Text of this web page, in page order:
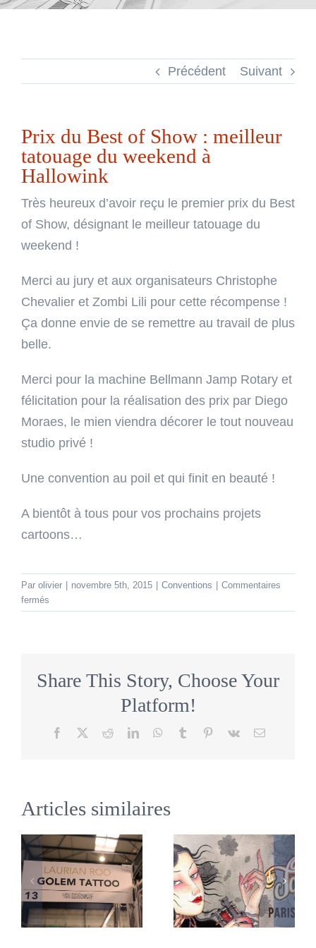
Précédent Suivant
Prix du Best of Show : meilleur
tatouage du weekend à
Hallowink
Très heureux d’avoir reçu le premier prix du Best
of Show, désignant le meilleur tatouage du
weekend !
Merci au jury et aux organisateurs Christophe
Chevalier et Zombi Lili pour cette récompense !
Ça donne envie de se remettre au travail de plus
belle.
Merci pour la machine Bellmann Jamp Rotary et
félicitation pour la réalisation des prix par Diego
Moraes, le mien viendra décorer le tout nouveau
studio privé !
Une convention au poil et qui finit en beauté !
A bientôt à tous pour vos prochains projets
cartoons…
Par olivier novembre 5th, 2015 Conventions
Commentaires
fermés
Prix
Show
:
du
Share This Story, Choose Your
Platform!
Facebook RedditLinkedInWhatsApp
Tumblr Pinterest
Vk Email
Articles similaires